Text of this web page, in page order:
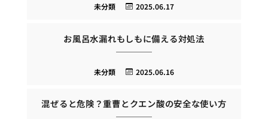
2025.06.17
未分類
お風呂水漏れもしもに備える対処法
2025.06.16
未分類
混ぜると危険？重曹とクエン酸の安全な使い方